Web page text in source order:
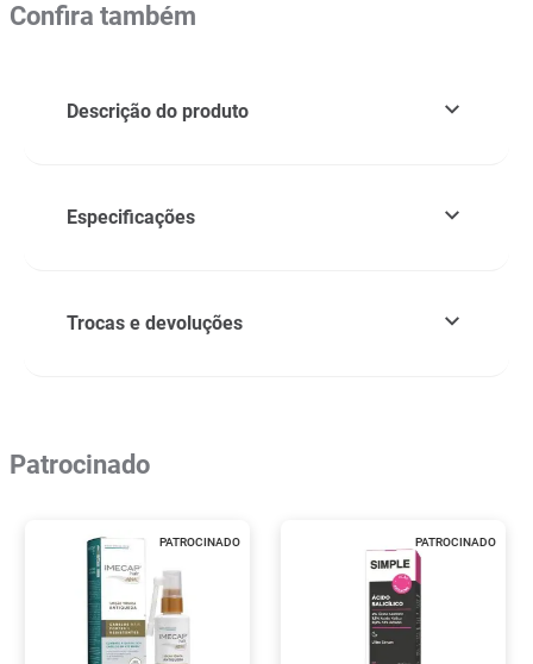
Confira também
Descrição do produto
Especificações
Trocas e devoluções
Patrocinado
PATROCINADO PATROCINADO